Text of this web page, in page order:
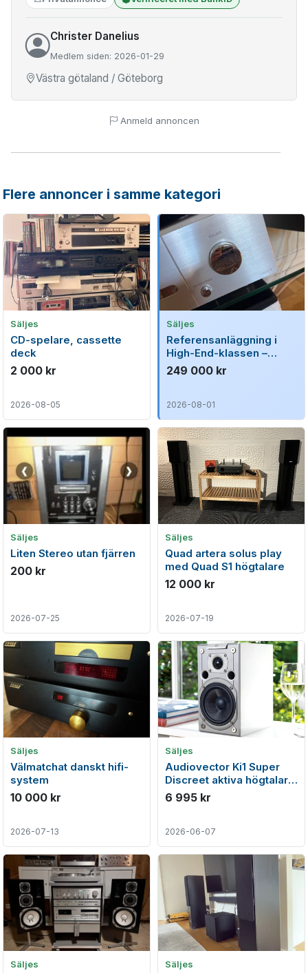
Christer Danelius
Medlem siden: 2026-01-29
Västra götaland / Göteborg
Anmeld annoncen
Flere annoncer i samme kategori
Säljes
CD-spelare, cassette
deck
2 000 kr
2026-08-05
Säljes
Referensanläggning i
High-End-klassen –
Focal, Acoustic Arts &
Ansuz
249 000 kr
2026-08-01
Säljes
Liten Stereo utan fjärren
200 kr
2026-07-25
Säljes
Quad artera solus play
med Quad S1 högtalare
12 000 kr
2026-07-19
Säljes
Välmatchat danskt hifi-
system
10 000 kr
2026-07-13
Säljes
Audiovector Ki1 Super
Discreet aktiva högtalare
med hub
6 995 kr
2026-06-07
Säljes Säljes